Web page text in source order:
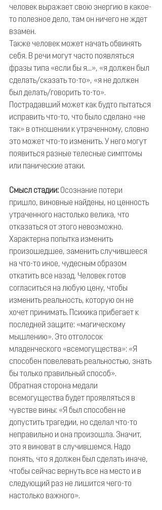
человек выражает свою энергию в какое-
то полезное дело, там он ничего не ждет
взамен.
Также человек может начать обвинять
себя. В речи могут часто появляться
фразы типа «если бы я...», «я должен был
сделать/сказать то-то», «я не должен
был делать/говорить то-то».
Пострадавший может как будто пытаться
исправить что-то, что было сделано «не
так» в отношении к утраченному, словно
это может что-то изменить. У него могут
появиться разные телесные симптомы
или панические атаки.
Смысл стадии: Осознание потери
пришло, виновные найдены, но ценность
утраченного настолько велика, что
отказаться от этого невозможно.
Характерна попытка изменить
произошедшее, заменить случившееся
на что-то иное, чудесным образом
откатить все назад. Человек готов
согласиться на любую цену, чтобы
изменить реальность, которую он не
хочет принимать. Психика прибегает к
последней защите: «магическому
мышлению». Это отголосок
младенческого «всемогущества»: «Я
способен повелевать реальностью, знать
бы только правильный способ».
Обратная сторона медали
всемогущества будет проявляться в
чувстве вины: «Я был способен не
допустить трагедии, но сделал что-то
неправильно и она произошла. Значит,
это я виноват в случившемся. Надо
понять, что я должен был сделать иначе,
чтобы сейчас вернуть все на место и в
следующий раз не лишится чего-то
настолько важного».